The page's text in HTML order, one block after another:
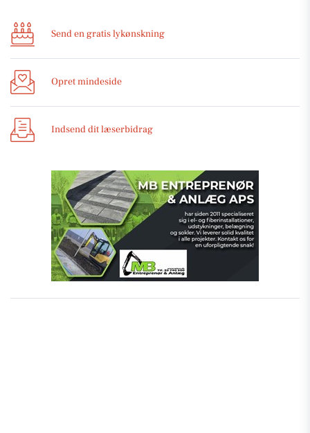
Send en gratis lykønskning
Opret mindeside
Indsend dit læserbidrag